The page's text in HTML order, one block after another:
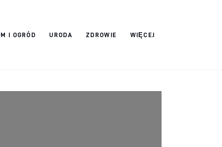
I OGRÓD URODA ZDROWIE WIĘCEJ